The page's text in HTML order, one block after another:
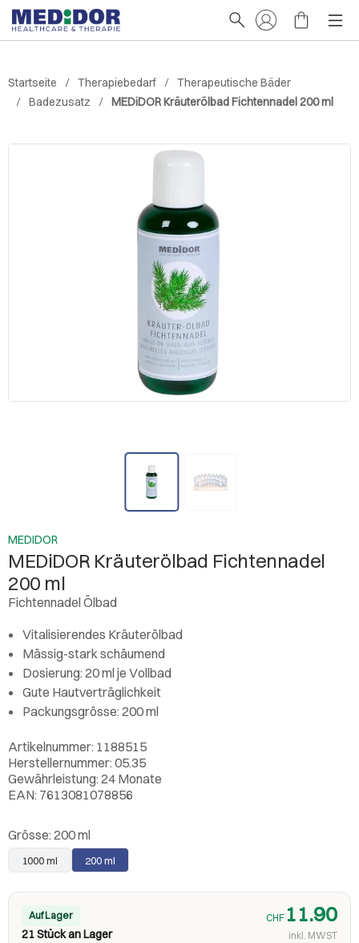
Startseite Therapiebedarf
Therapeutische Bäder
Badezusatz
MEDiDOR Kräuterölbad Fichtennadel 200 ml
MEDIDOR
MEDiDOR Kräuterölbad Fichtennadel
200 ml
Fichtennadel Ölbad
Vitalisierendes Kräuterölbad
Mässig-stark schäumend
Dosierung: 20 ml je Vollbad
Gute Hautverträglichkeit
Packungsgrösse: 200 ml
Artikelnummer: 1188515
Herstellernummer: 05.35
Gewährleistung: 24 Monate
EAN: 7613081078856
Grösse: 200 ml
1000 ml 200 ml
Auf Lager
21 Stück an Lager
CHF 11.90
inkl. MWST